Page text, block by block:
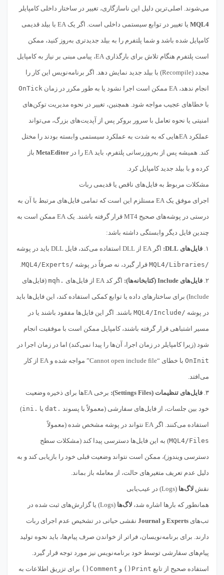
می‌شوند. اصلی‌ترین دلیل این ناسازگاری، تغییر در ساختار داخلی کامپایلر
MQL4 یا تغییر در توابع سیستمی داخلی است. اگر یک EA با بیلد قدیمی
کامپایل شده باشد و شما پلتفرم را به بیلد جدیدتری به‌روز کنید، ممکن
است پلتفرم هنگام تلاش برای بارگذاری EA، پیامی مبنی بر نیاز به کامپایل
مجدد (Recompile) با بیلد جدید نمایش دهد. اگر برنامه‌نویس این کار را
انجام ندهد، EA ممکن است اجرا نشود یا به طور مکرر در زمان OnTick
با خطاهای عجیب مواجه شود. همچنین، تغییر در نحوه مدیریت توکن‌های
امنیتی یا نحوه تعامل با سرور بروکر پس از آپدیت‌های بزرگ، می‌تواند
عملکرد EAهایی که به شدت به عملکرد سیستمی وابسته بودند را مختل
کند. همیشه پس از به‌روزرسانی پلتفرم، باید EA را در MetaEditor باز
کرده و با بیلد جدید کامپایل کرد.
مشکلات مربوط به فایل‌های ناقص یا قدیمی ربات
اجرای موفق یک EA مستلزم این است که تمامی فایل‌های مرتبط با آن به
درستی در پوشه‌های صحیح MT4 قرار گرفته باشند. یک EA ممکن است به
چندین فایل دیگر وابستگی داشته باشد:
۱. فایل‌های DLL: اگر EA از DLL استفاده می‌کند، فایل DLL باید در پوشه
/MQL4/Libraries قرار گیرد، نه صرفاً در پوشه /MQL4/Experts
.
۲. فایل‌های Include (کتابخانه‌ها): اگر کد EA از فایل‌های .mqh (فایل‌های
Include) برای ساختارهای داده یا توابع کمکی استفاده کند، این فایل‌ها باید
در پوشه /MQL4/Include باشند. اگر این فایل‌ها مفقود باشند یا در
مسیر اشتباهی قرار گرفته باشند، کامپایل ممکن است با موفقیت انجام
شود (زیرا کامپایلر در زمان اجرا، آن‌ها را پیدا نمی‌کند) اما در زمان اجرا در
OnInit با خطای “Cannot open include file” مواجه شده و EA از کار
می‌افتد.
۳. فایل‌های تنظیمات (Settings Files): برخی EAها برای ذخیره وضعیت
خود بین جلسات، از فایل‌های سفارشی (معمولاً با پسوند .dat یا .ini
)
استفاده می‌کنند. اگر EA نتواند در پوشه مشخص شده (معمولاً
MQL4/Files) به این فایل‌ها دسترسی پیدا کند (مشکلات سطح
دسترسی ویندوز)، ممکن است نتواند وضعیت قبلی خود را بازیابی کند و به
دلیل عدم تعریف متغیرهای حالت، از معامله باز بماند.
نقش لاگ‌ها (Logs) در عیب‌یابی
همانطور که بارها اشاره شد، لاگ‌ها (Logs) یا گزارش‌های ثبت شده در
تب‌های Experts و Journal نقشی حیاتی در تشخیص عدم اجرای ربات
دارند. برای برنامه‌نویسان، فراتر از خواندن صرف پیام‌ها، باید نحوه تولید
پیام‌های سفارشی توسط خود برنامه‌نویس نیز مورد توجه قرار گیرد.
استفاده صحیح از تابع Print() و Comment() برای تزریق اطلاعات به